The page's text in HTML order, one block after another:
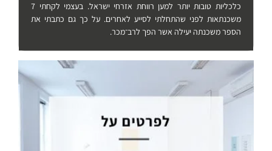
כלכליות טובות יותר למען רווחת אזרחי ישראל. בעצמי לקחתי 7
משכנתאות לפני שהתחלתי לסייע לאחרים. על כך גם כתבתי את
הספר משכנתה יעילה אשר הפך לרב־מכר.